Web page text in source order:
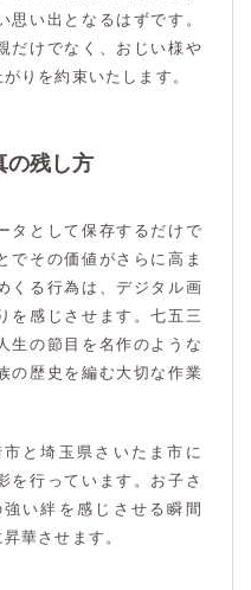
思い出となるはずです。
だけでなく、おじい様や
りを約束いたします。
の残し方
タとして保存するだけで
でその価値がさらに高ま
くる行為は、デジタル画
を感じさせます。七五三
生の節目を名作のような
の歴史を編む大切な作業
と埼玉県さいたま市に
を行っています。お子さ
い絆を感じさせる瞬間
華させます。